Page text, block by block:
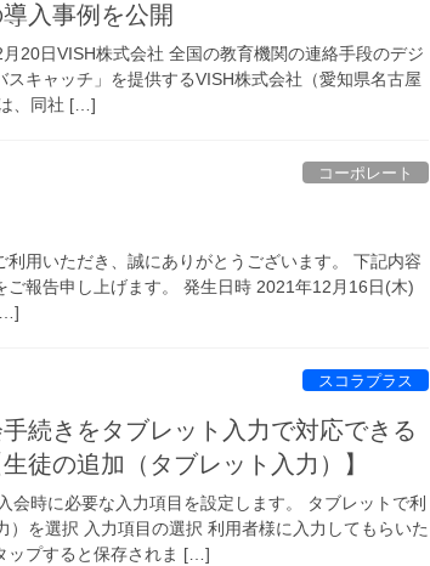
入事例を公開
20日VISH株式会社 全国の教育機関の連絡手段のデジ
キャッチ」を提供するVISH株式会社（愛知県名古屋
、同社 […]
コーポレート
用いただき、誠にありがとうございます。 下記内容
ご報告申し上げます。 発生日時 2021年12月16日(木)
スコラプラス
手続きをタブレット入力で対応できる
徒の追加（タブレット入力）】
会時に必要な入力項目を設定します。 タブレットで利
）を選択 入力項目の選択 利用者様に入力してもらいた
ップすると保存されま […]